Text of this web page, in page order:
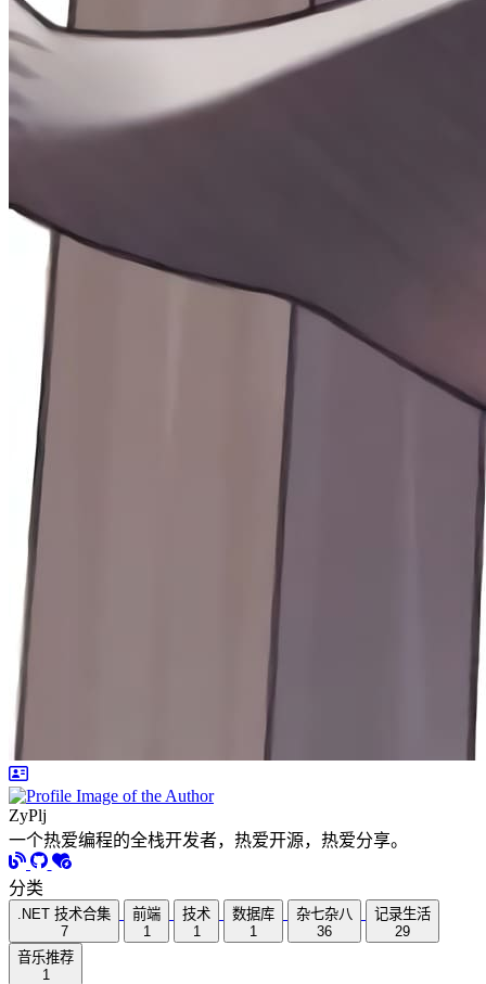
ZyPlj
一个热爱编程的全栈开发者，热爱开源，热爱分享。
分类
.NET 技术合集
7
前端
1
技术
1
数据库
1
杂七杂八
36
记录生活
29
音乐推荐
1